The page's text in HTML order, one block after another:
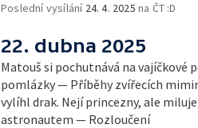
Poslední vysílání 24. 4. 2025 na ČT :D
22. dubna 2025
Matouš si pochutnává na vajíčkové
pomlázky — Příběhy zvířecích
vylíhl drak. Nejí princezny, ale
astronautem — Rozloučení